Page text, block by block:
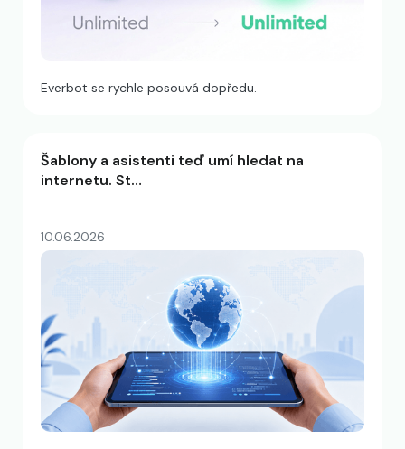
Everbot se rychle posouvá dopředu.
Šablony a asistenti teď umí hledat na
internetu. St…
10.06.2026